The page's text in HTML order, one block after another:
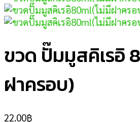
ขวด ปั๊มมูสคิเรอิ
ฝาครอบ)
22.00฿